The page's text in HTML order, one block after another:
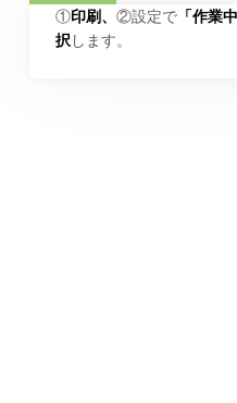
①印刷、 ②設定で「作業
択します。